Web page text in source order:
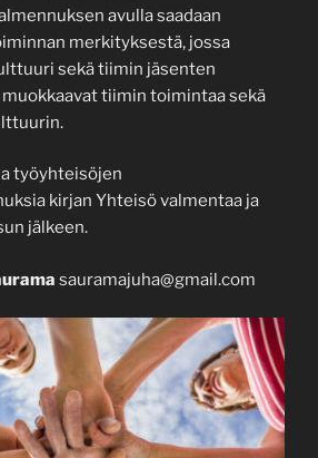
avulla saadaan
merkityksestä, jossa
sekä tiimin jäsenten
tiimin toimintaa sekä
työyhteisöjen
kirjan Yhteisö valmentaa ja
jälkeen.
sauramajuha@gmail.com